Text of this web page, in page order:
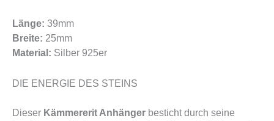
Länge: 39mm
Breite: 25mm
Material: Silber 925er
DIE ENERGIE DES STEINS
Dieser Kämmererit Anhänger besticht durch seine